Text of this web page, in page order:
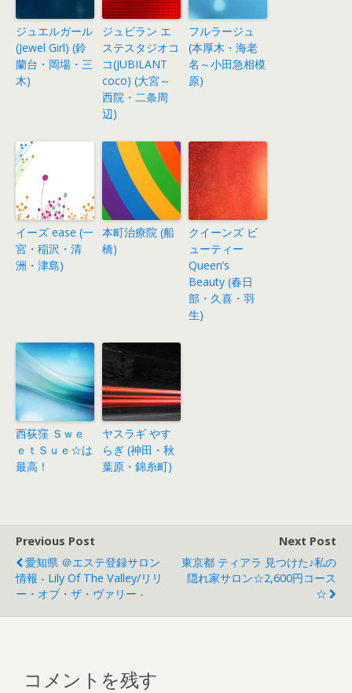
ジュエルガール
(Jewel Girl) (鈴
蘭台・岡場・三
木)
ジュビラン エ
ステスタジオコ
コ(JUBILANT
coco) (大宮～
西院・二条周
辺)
フルラージュ
(本厚木・海老
名～小田急相模
原)
イーズ ease (一
宮・稲沢・清
洲・津島)
本町治療院 (船
橋)
クイーンズ ビ
ューティー
Queen’s
Beauty (春日
部・久喜・羽
生)
西荻窪 Ｓｗｅ
ｅｔＳｕｅ☆は
最高！
ヤスラギ やす
らぎ (神田・秋
葉原・錦糸町)
Previous Post
愛知県 ＠エステ登録サロン
情報 - Lily Of The Valley/リリ
ー・オブ・ザ・ヴァリー -
Next Post
東京都 ティアラ 見つけた♪私の
隠れ家サロン☆2,600円コース
☆
コメントを残す